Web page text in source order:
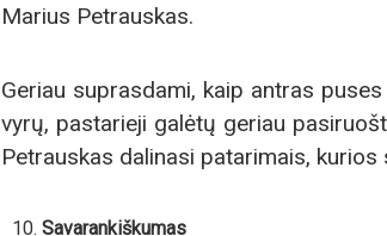
Marius Petrauskas.
Geriau suprasdami, kaip antras
vyrų, pastarieji galėtų geriau
Petrauskas dalinasi patarimais,
Savarankiškumas